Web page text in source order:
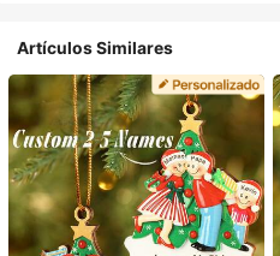
Artículos Similares